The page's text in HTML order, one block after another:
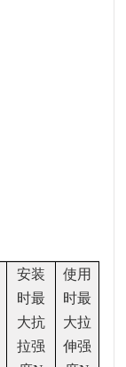
安装
时最
大抗
拉强
使用
时最
大拉
伸强